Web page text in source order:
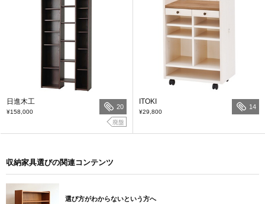
日進木工
¥158,000
20
廃盤
ITOKI
¥29,800
14
収納家具選びの関連コンテンツ
選び方がわからないという方へ